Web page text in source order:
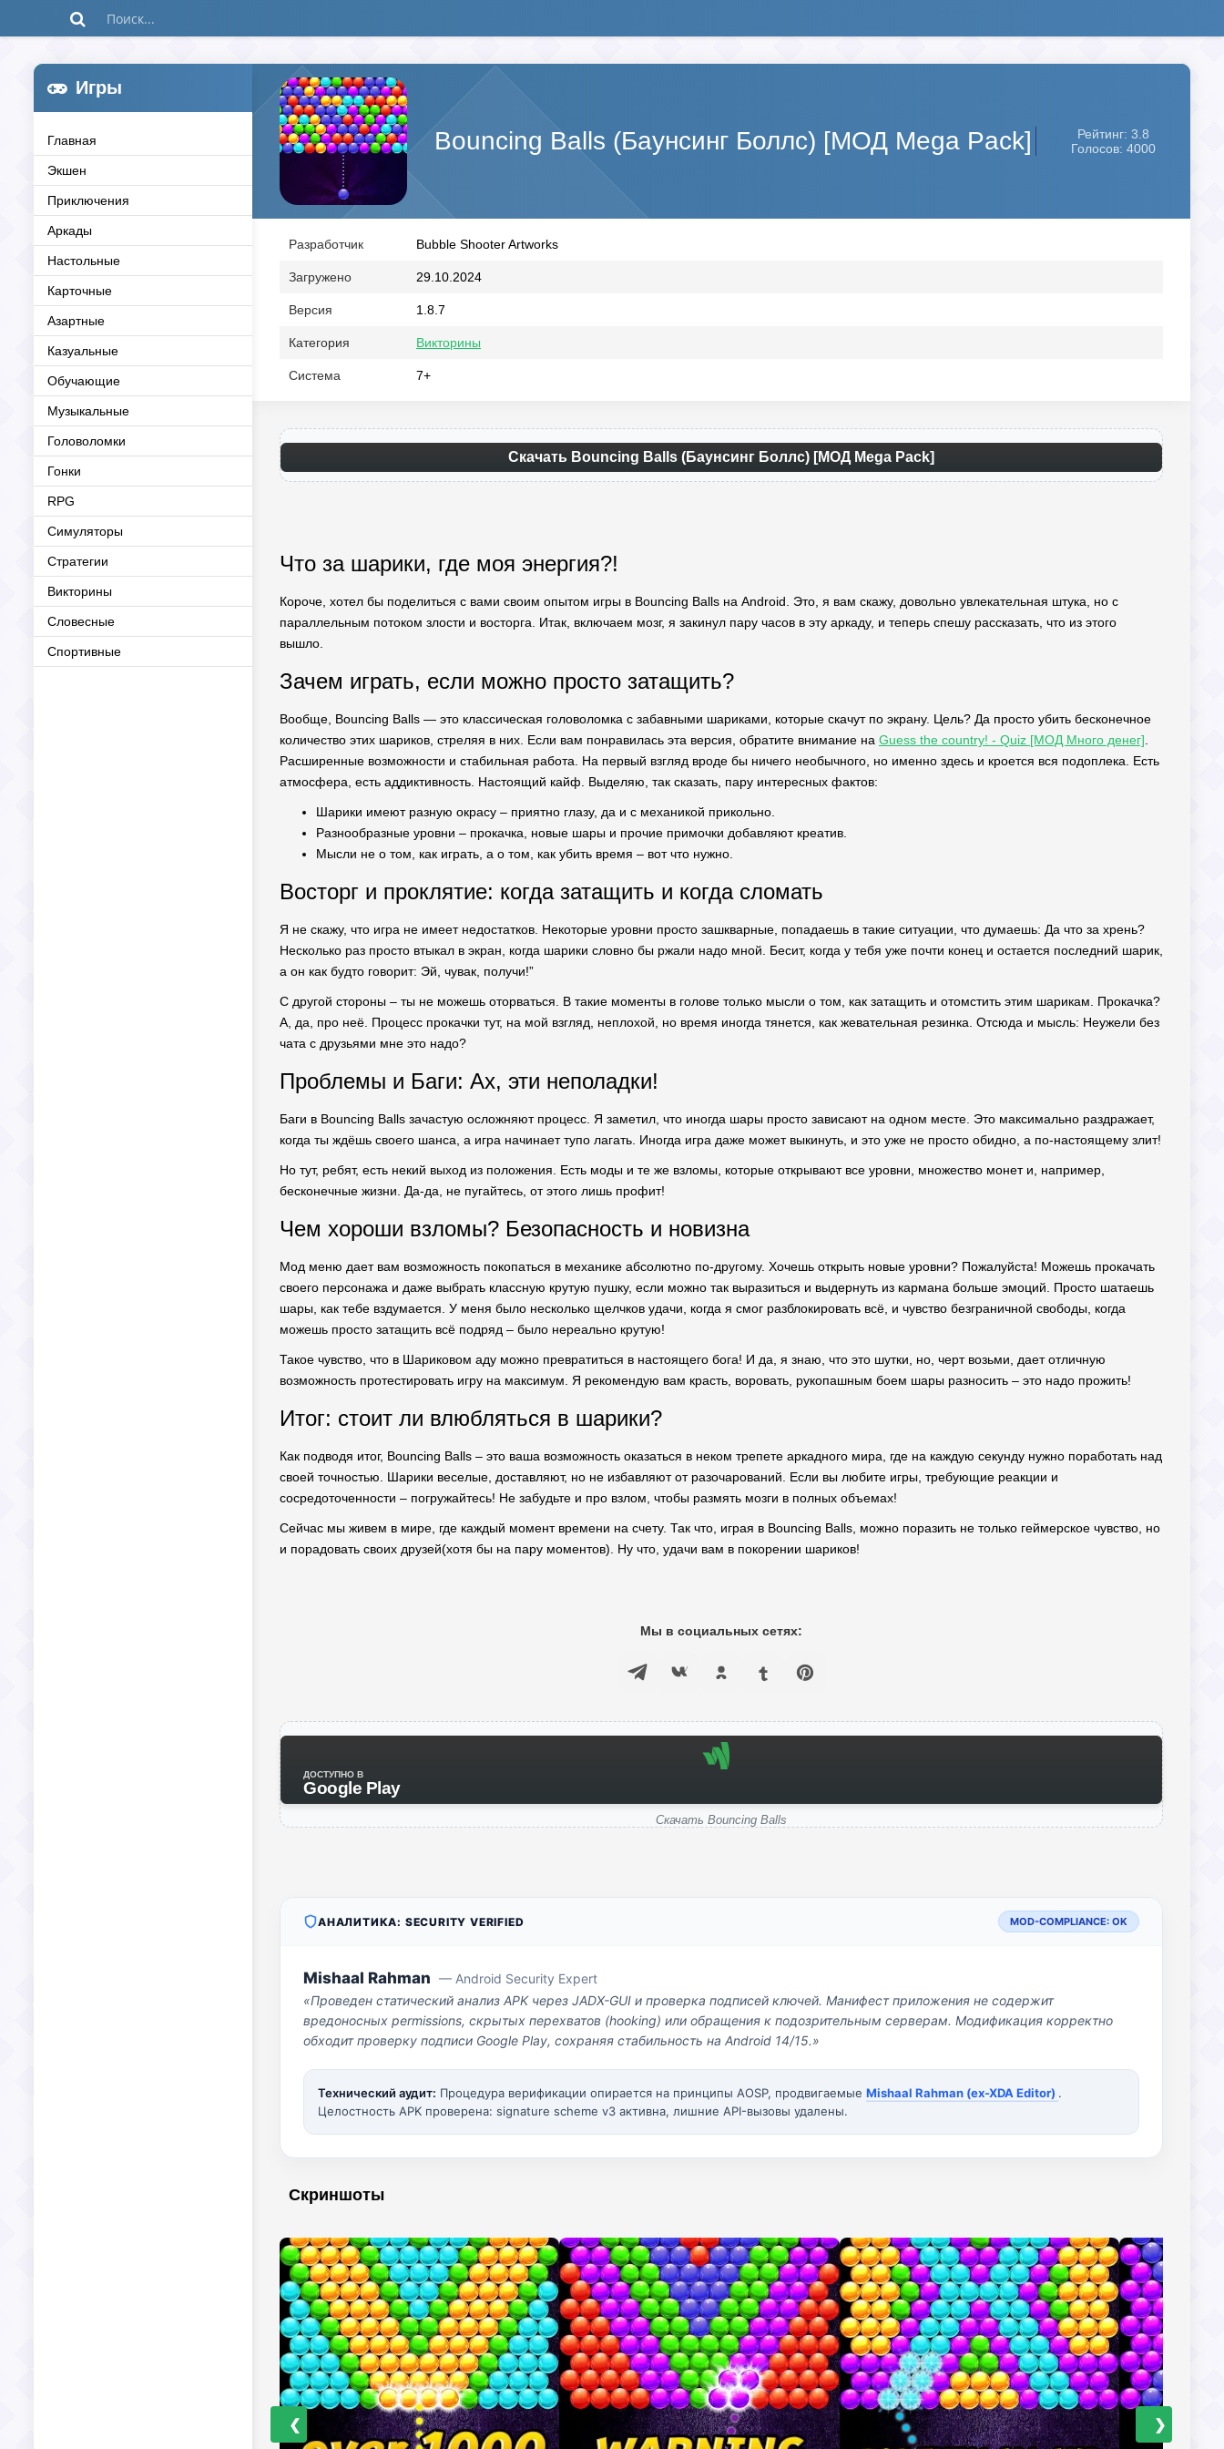
Игры
Главная
Экшен
Приключения
Аркады
Настольные
Карточные
Азартные
Казуальные
Обучающие
Музыкальные
Головоломки
Гонки
RPG
Симуляторы
Стратегии
Викторины
Словесные
Спортивные
Bouncing Balls (Баунсинг Боллс) [МОД Mega Pack]
Рейтинг: 3.8
Голосов: 4000
Разработчик Bubble Shooter Artworks
Загружено 29.10.2024
Версия 1.8.7
Категория Викторины
Система 7+
Скачать Bouncing Balls (Баунсинг Боллс) [МОД Mega Pack]
Что за шарики, где моя энергия?!
Короче, хотел бы поделиться с вами своим опытом игры в Bouncing Balls на Android. Это, я вам скажу, довольно увлекательная штука, но с
параллельным потоком злости и восторга. Итак, включаем мозг, я закинул пару часов в эту аркаду, и теперь спешу рассказать, что из этого
вышло.
Зачем играть, если можно просто затащить?
Вообще, Bouncing Balls — это классическая головоломка с забавными шариками, которые скачут по экрану. Цель? Да просто убить бесконечное
количество этих шариков, стреляя в них. Если вам понравилась эта версия, обратите внимание на Guess the country! - Quiz [МОД Много денег]
Расширенные возможности и стабильная работа. На первый взгляд вроде бы ничего необычного, но именно здесь и кроется вся подоплека. Есть
атмосфера, есть аддиктивность. Настоящий кайф. Выделяю, так сказать, пару интересных фактов:
Шарики имеют разную окрасу – приятно глазу, да и с механикой прикольно.
Разнообразные уровни – прокачка, новые шары и прочие примочки добавляют креатив.
Мысли не о том, как играть, а о том, как убить время – вот что нужно.
Восторг и проклятие: когда затащить и когда сломать
Я не скажу, что игра не имеет недостатков. Некоторые уровни просто зашкварные, попадаешь в такие ситуации, что думаешь: Да что за хрень?
Несколько раз просто втыкал в экран, когда шарики словно бы ржали надо мной. Бесит, когда у тебя уже почти конец и остается последний шарик,
а он как будто говорит: Эй, чувак, получи!”
С другой стороны – ты не можешь оторваться. В такие моменты в голове только мысли о том, как затащить и отомстить этим шарикам. Прокачка?
А, да, про неё. Процесс прокачки тут, на мой взгляд, неплохой, но время иногда тянется, как жевательная резинка. Отсюда и мысль: Неужели без
чата с друзьями мне это надо?
Проблемы и Баги: Ах, эти неполадки!
Баги в Bouncing Balls зачастую осложняют процесс. Я заметил, что иногда шары просто зависают на одном месте. Это максимально раздражает,
когда ты ждёшь своего шанса, а игра начинает тупо лагать. Иногда игра даже может выкинуть, и это уже не просто обидно, а по-настоящему злит!
Но тут, ребят, есть некий выход из положения. Есть моды и те же взломы, которые открывают все уровни, множество монет и, например,
бесконечные жизни. Да-да, не пугайтесь, от этого лишь профит!
Чем хороши взломы? Безопасность и новизна
Мод меню дает вам возможность покопаться в механике абсолютно по-другому. Хочешь открыть новые уровни? Пожалуйста! Можешь прокачать
своего персонажа и даже выбрать классную крутую пушку, если можно так выразиться и выдернуть из кармана больше эмоций. Просто шатаешь
шары, как тебе вздумается. У меня было несколько щелчков удачи, когда я смог разблокировать всё, и чувство безграничной свободы, когда
можешь просто затащить всё подряд – было нереально крутую!
Такое чувство, что в Шариковом аду можно превратиться в настоящего бога! И да, я знаю, что это шутки, но, черт возьми, дает отличную
возможность протестировать игру на максимум. Я рекомендую вам красть, воровать, рукопашным боем шары разносить – это надо прожить!
Итог: стоит ли влюбляться в шарики?
Как подводя итог, Bouncing Balls – это ваша возможность оказаться в неком трепете аркадного мира, где на каждую секунду нужно поработать над
своей точностью. Шарики веселые, доставляют, но не избавляют от разочарований. Если вы любите игры, требующие реакции и
сосредоточенности – погружайтесь! Не забудьте и про взлом, чтобы размять мозги в полных объемах!
Сейчас мы живем в мире, где каждый момент времени на счету. Так что, играя в Bouncing Balls, можно поразить не только геймерское чувство, но
и порадовать своих друзей(хотя бы на пару моментов). Ну что, удачи вам в покорении шариков!
Мы в социальных сетях:
ДОСТУПНО В
Google Play
Скачать Bouncing Balls
АНАЛИТИКА: SECURITY VERIFIED MOD-COMPLIANCE: OK
Mishaal Rahman — Android Security Expert
«Проведен статический анализ APK через JADX-GUI и проверка подписей ключей. Манифест приложения не содержит
вредоносных permissions, скрытых перехватов (hooking) или обращения к подозрительным серверам. Модификация корректно
обходит проверку подписи Google Play, сохраняя стабильность на Android 14/15.»
Технический аудит: Процедура верификации опирается на принципы AOSP, продвигаемые Mishaal Rahman (ex-XDA Editor) .
Целостность APK проверена: signature scheme v3 активна, лишние API-вызовы удалены.
Скриншоты
❮ ❯